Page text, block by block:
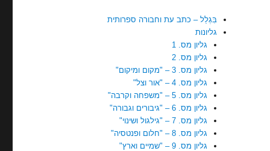
בִּגְלַל – כתב עת וחבורה ספרותית
גליונות
גליון מס. 1
גליון מס. 2
גליון מס. 3 – "מקום ומיקום"
גליון מס. 4 – "אור וצל"
גליון מס. 5 – "משפחה וקרבה"
גליון מס. 6 – "גיבורים וגבורה"
גליון מס. 7 – "גילגול ושינוי"
גליון מס. 8 – "חלום ופנטסיה"
גליון מס. 9 – "שמיים וארץ"